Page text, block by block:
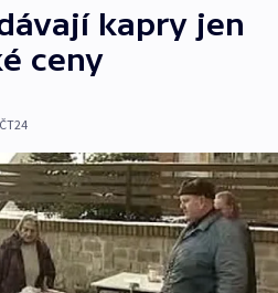
kapry jen
ceny
ČT24